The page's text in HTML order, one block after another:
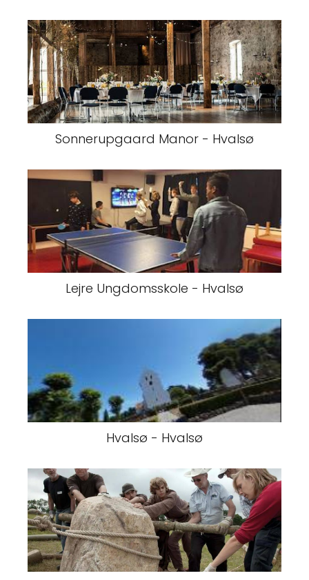
Sonnerupgaard Manor - Hvalsø
Lejre Ungdomsskole - Hvalsø
Hvalsø - Hvalsø